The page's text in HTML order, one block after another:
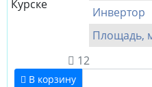
Инвертор
Площадь,
12
В корзину